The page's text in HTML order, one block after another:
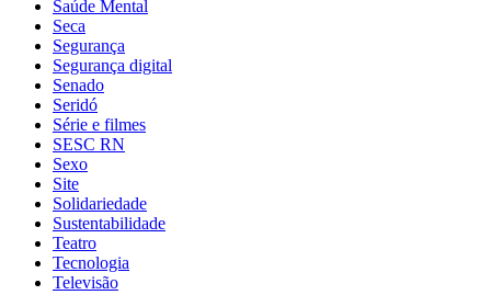
Saúde Mental
Seca
Segurança
Segurança digital
Senado
Seridó
Série e filmes
SESC RN
Sexo
Site
Solidariedade
Sustentabilidade
Teatro
Tecnologia
Televisão